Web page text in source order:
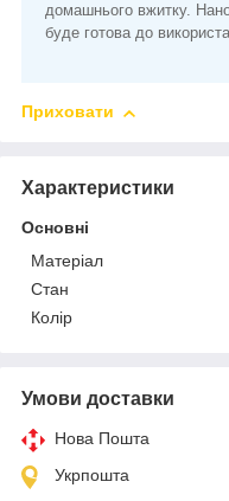
домашнього вжитку.
буде готова до
Приховати
Характеристики
Основні
Матеріал
Стан
Колір
Умови доставки
Нова Пошта
Укрпошта